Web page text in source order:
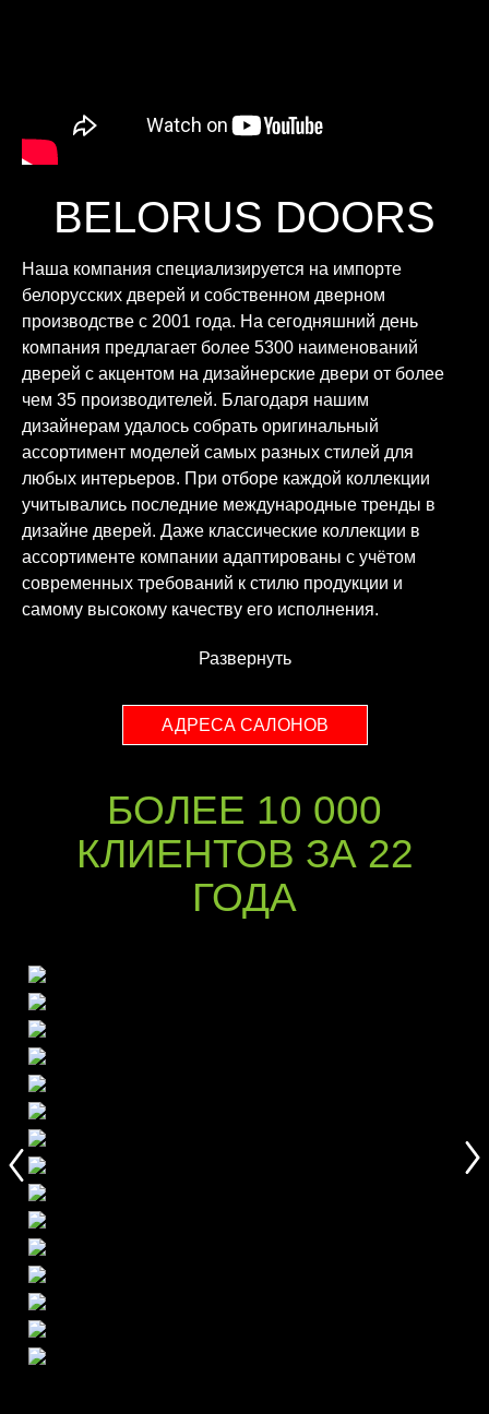
BELORUS DOORS
Наша компания специализируется на импорте
белорусских дверей и собственном дверном
производстве с 2001 года. На сегодняшний день
компания предлагает более 5300 наименований
дверей с акцентом на дизайнерские двери от более
чем 35 производителей. Благодаря нашим
дизайнерам удалось собрать оригинальный
ассортимент моделей самых разных стилей для
любых интерьеров. При отборе каждой коллекции
учитывались последние международные тренды в
дизайне дверей. Даже классические коллекции в
ассортименте компании адаптированы с учётом
современных требований к стилю продукции и
самому высокому качеству его исполнения.
Развернуть
АДРЕСА САЛОНОВ
БОЛЕЕ 10 000
КЛИЕНТОВ ЗА 22
ГОДА